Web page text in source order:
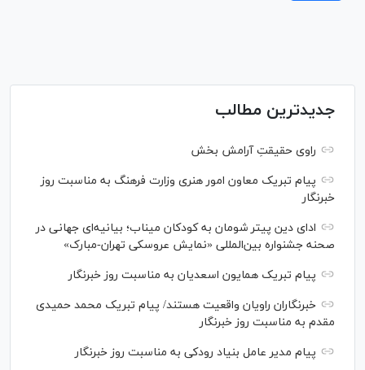
جدیدترین مطالب
راوی حقیقتِ آرامش بخش
پیام تبریک معاون امور هنری وزارت فرهنگ به مناسبت روز
خبرنگار
ادای دین پیتر شومان به کودکان میناب؛ بیانیه‌ای جهانی در
صحنه جشنواره بین‌المللی «نمایش عروسکی تهران-مبارک»
پیام تبریک همایون اسعدیان به مناسبت روز خبرنگار
خبرنگاران راویان واقعیت هستند/ پیام تبریک محمد حمیدی
مقدم به مناسبت روز خبرنگار
پیام مدیر عامل بنیاد رودکی به مناسبت روز خبرنگار